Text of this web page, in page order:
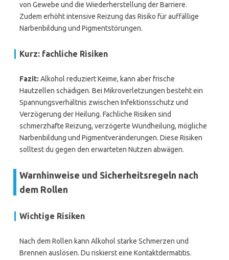
von Gewebe und die Wiederherstellung der Barriere.
Zudem erhöht intensive Reizung das Risiko für auffällige
Narbenbildung und Pigmentstörungen.
Kurz: fachliche Risiken
Fazit: Alkohol reduziert Keime, kann aber frische
Hautzellen schädigen. Bei Mikroverletzungen besteht ein
Spannungsverhältnis zwischen Infektionsschutz und
Verzögerung der Heilung. Fachliche Risiken sind
schmerzhafte Reizung, verzögerte Wundheilung, mögliche
Narbenbildung und Pigmentveränderungen. Diese Risiken
solltest du gegen den erwarteten Nutzen abwägen.
Warnhinweise und Sicherheitsregeln nach
dem Rollen
Wichtige Risiken
Nach dem Rollen kann Alkohol starke Schmerzen und
Brennen auslösen. Du riskierst eine Kontaktdermatitis.